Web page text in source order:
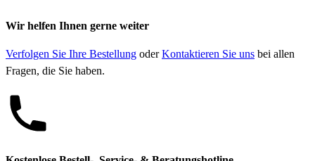
Wir helfen Ihnen gerne weiter
Verfolgen Sie Ihre Bestellung oderKontaktieren Sie uns bei allen
Fragen, die Sie haben.